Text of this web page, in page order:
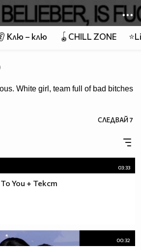
Клю – клю 🪀CHILL ZONE
White girl, team full of bad bitches
СЛЕДВАЙ7
03:33
You + Текст
00:32